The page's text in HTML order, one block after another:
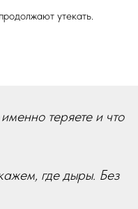
утекать.
теряете и что
где дыры. Без